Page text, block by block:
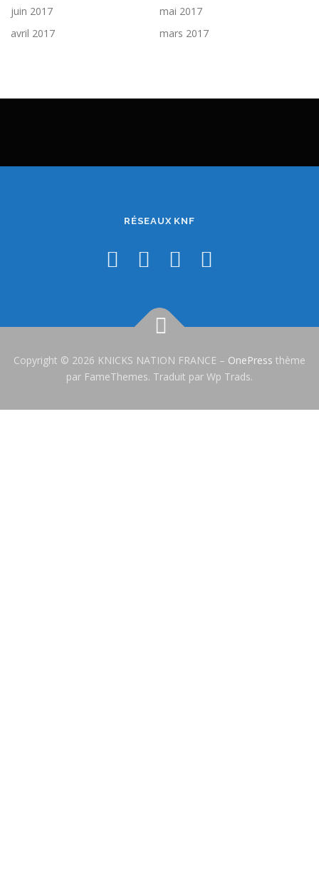
juin 2017
mai 2017
avril 2017
mars 2017
RÉSEAUX KNF
Copyright © 2026 KNICKS NATION FRANCE – OnePress thème
par FameThemes. Traduit par Wp Trads.